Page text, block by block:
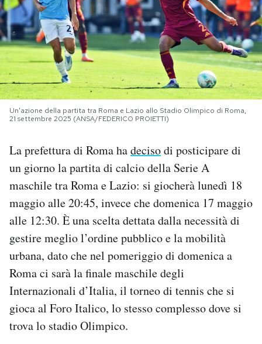
PODCAST
NEWSLETTER
I MIEI PREFERITI
CALENDARIO
AREA PERSONALE
Area Personale
Newsletter
Notifiche mobile
Regala il Post
Hai bisogno di aiuto?
Un'azione della partita tra Roma e Lazio allo Stadio Olimpico di Roma,
21 settembre 2025 (ANSA/FEDERICO PROIETTI)
La prefettura di Roma hadecisodi posticipare di
un giorno la partita di calcio della Serie A
maschile tra Roma e Lazio: si giocherà lunedì 18
maggio alle 20:45, invece che domenica 17 maggio
alle 12:30. È una scelta dettata dalla necessità di
gestire meglio l’ordine pubblico e la mobilità
urbana, dato che nel pomeriggio di domenica a
Roma ci sarà la finale maschile degli
Internazionali d’Italia, il torneo di tennis che si
gioca al Foro Italico, lo stesso complesso dove si
trova lo stadio Olimpico.